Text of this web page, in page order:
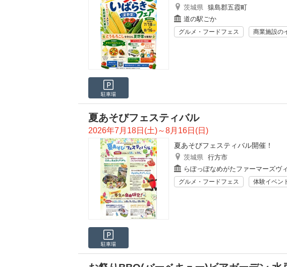
茨城県 猿島郡五霞町
道の駅ごか
グルメ・フードフェス 商業施設の
駐車場
夏あそびフェスティバル
2026年7月18日(土)～8月16日(日)
夏あそびフェスティバル開催！
茨城県 行方市
らぽっぽなめがたファーマーズヴ
グルメ・フードフェス 体験イベン
駐車場